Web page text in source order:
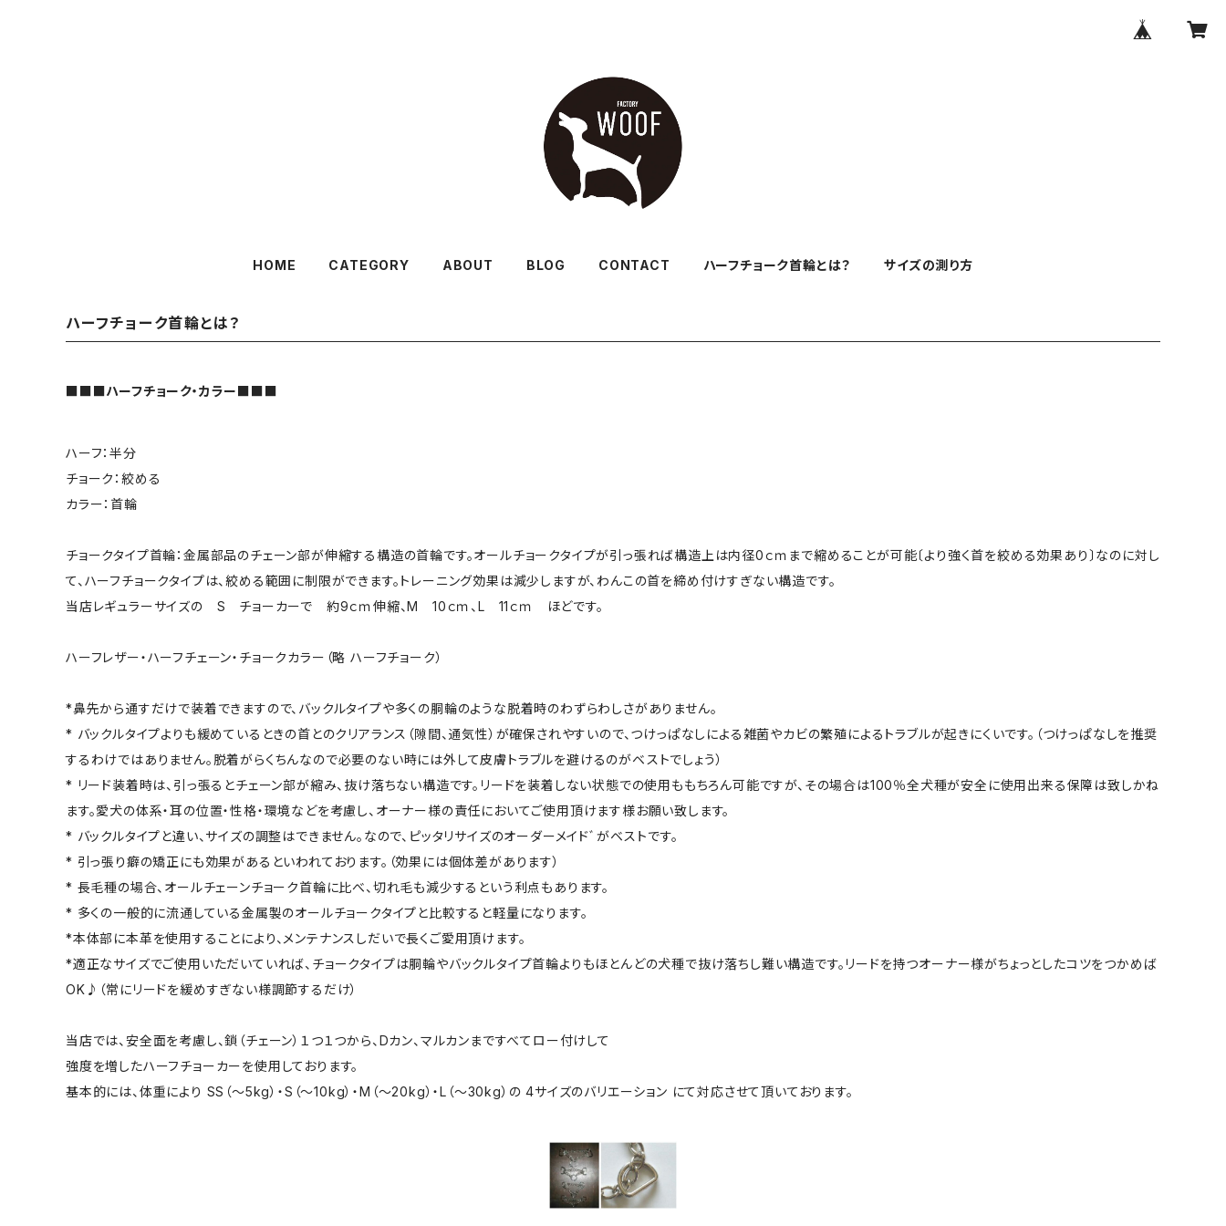
HOME CATEGORY ABOUT BLOG CONTACT ハーフチョーク首輪とは？ サイズの測り方
ハーフチョーク首輪とは？
■■■ハーフチョーク・カラー■■■
ハーフ：半分
チョーク：絞める
カラー：首輪
チョークタイプ首輪：金属部品のチェーン部が伸縮する構造の首輪です。オールチョークタイプが引っ張れば構造上は内径0ｃｍまで縮めることが可能〔より強く首を絞める効果あり〕なのに対し
て、ハーフチョークタイプは、絞める範囲に制限ができます。トレーニング効果は減少しますが、わんこの首を締め付けすぎない構造です。
当店レギュラーサイズの S チョーカーで 約9ｃｍ伸縮、M 10ｃｍ、L 11ｃｍ ほどです。
ハーフレザー・ハーフチェーン・チョークカラー（略 ハーフチョーク）
*鼻先から通すだけで装着できますので、バックルタイプや多くの胴輪のような脱着時のわずらわしさがありません。
* バックルタイプよりも緩めているときの首とのクリアランス（隙間、通気性）が確保されやすいので、つけっぱなしによる雑菌やカビの繁殖によるトラブルが起きにくいです。（つけっぱなしを推奨
するわけではありません。脱着がらくちんなので必要のない時には外して皮膚トラブルを避けるのがベストでしょう）
* リード装着時は、引っ張るとチェーン部が縮み、抜け落ちない構造です。リードを装着しない状態での使用ももちろん可能ですが、その場合は100％全犬種が安全に使用出来る保障は致しかね
ます。愛犬の体系・耳の位置・性格・環境などを考慮し、オーナー様の責任においてご使用頂けます様お願い致します。
* バックルタイプと違い、サイズの調整はできません。なので、ピッタリサイズのオーダーメイドﾞがベストです。
* 引っ張り癖の矯正にも効果があるといわれております。（効果には個体差があります）
* 長毛種の場合、オールチェーンチョーク首輪に比べ、切れ毛も減少するという利点もあります。
* 多くの一般的に流通している金属製のオールチョークタイプと比較すると軽量になります。
*本体部に本革を使用することにより、メンテナンスしだいで長くご愛用頂けます。
*適正なサイズでご使用いただいていれば、チョークタイプは胴輪やバックルタイプ首輪よりもほとんどの犬種で抜け落ちし難い構造です。リードを持つオーナー様がちょっとしたコツをつかめば
OK♪（常にリードを緩めすぎない様調節するだけ）
当店では、安全面を考慮し、鎖（チェーン）１つ１つから、Dカン、マルカンまですべてロー付けして
強度を増したハーフチョーカーを使用しております。
基本的には、体重により SS（～5kg）・S（～10kg）・M（～20kg）・L（～30kg）の 4サイズのバリエーション にて対応させて頂いております。